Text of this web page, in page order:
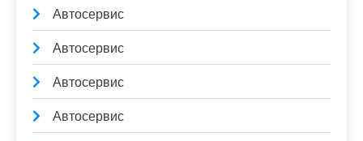
Автосервис
Автосервис
Автосервис
Автосервис